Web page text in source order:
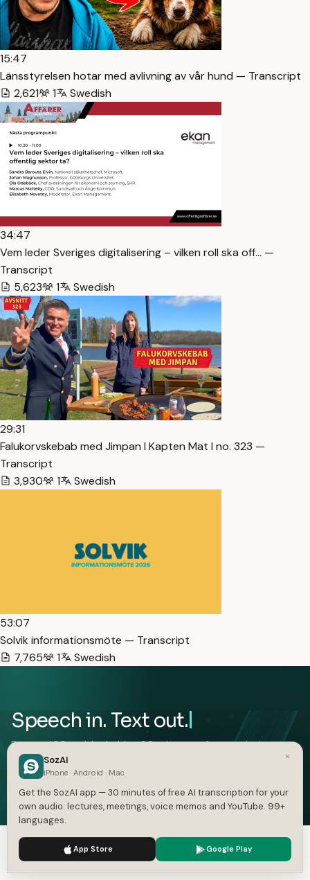
15:47
Länsstyrelsen hotar med avlivning av vår hund — Transcript
2,621
1 Swedish
34:47
Vem leder Sveriges digitalisering – vilken roll ska off… —
Transcript
5,623
1 Swedish
29:31
Falukorvskebab med Jimpan I Kapten Mat I no. 323 —
Transcript
3,930
1 Swedish
53:07
Solvik informationsmöte — Transcript
7,765
1 Swedish
Speech in. Text out.
Free on iOS and Android — 30 minutes of transcription
included.
Get the App — Free
iOS and Android. 30 minutes free, no card.
We use cookies to enhance your experience.
×
SozAI
iPhone · Android · Mac
Get the SozAI app — 30 minutes of free AI transcription for your
own audio: lectures, meetings, voice memos and YouTube. 99+
languages.
App Store Google Play